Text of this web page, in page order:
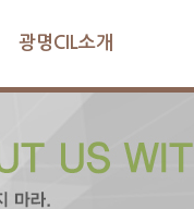
광명CIL소개